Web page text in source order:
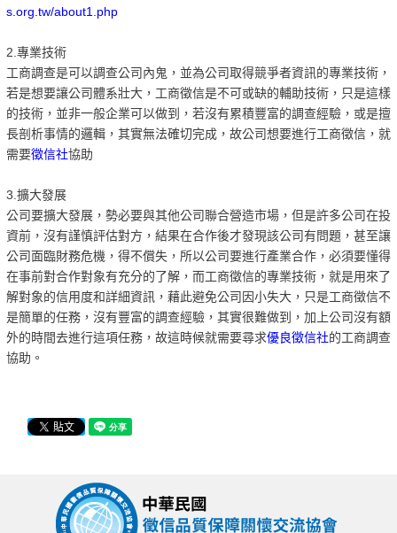
s.org.tw/about1.php
2.專業技術
工商調查是可以調查公司內鬼，並為公司取得競爭者資訊的專業技術，
若是想要讓公司體系壯大，工商徵信是不可或缺的輔助技術，只是這樣
的技術，並非一般企業可以做到，若沒有累積豐富的調查經驗，或是擅
長剖析事情的邏輯，其實無法確切完成，故公司想要進行工商徵信，就
需要徵信社協助
3.擴大發展
公司要擴大發展，勢必要與其他公司聯合營造市場，但是許多公司在投
資前，沒有謹慎評估對方，結果在合作後才發現該公司有問題，甚至讓
公司面臨財務危機，得不償失，所以公司要進行產業合作，必須要懂得
在事前對合作對象有充分的了解，而工商徵信的專業技術，就是用來了
解對象的信用度和詳細資訊，藉此避免公司因小失大，只是工商徵信不
是簡單的任務，沒有豐富的調查經驗，其實很難做到，加上公司沒有額
外的時間去進行這項任務，故這時候就需要尋求優良徵信社的工商調查
協助。